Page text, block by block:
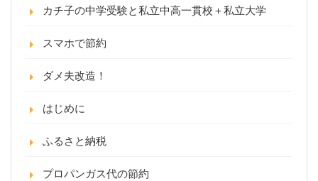
カチ子の中学受験と私立中高一貫校＋私立大学
スマホで節約
ダメ夫改造！
はじめに
ふるさと納税
プロパンガス代の節約